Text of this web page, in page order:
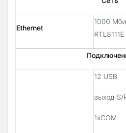
Ethernet
1000
RTL8111E
12 USB
выход S/
1xCOM